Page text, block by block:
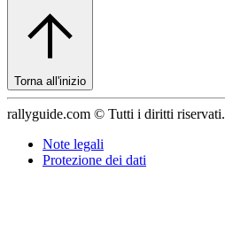
Torna all'inizio
rallyguide.com © Tutti i diritti riservati.
Note legali
Protezione dei dati